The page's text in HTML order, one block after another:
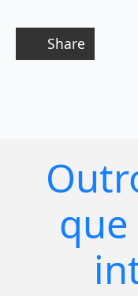
Share